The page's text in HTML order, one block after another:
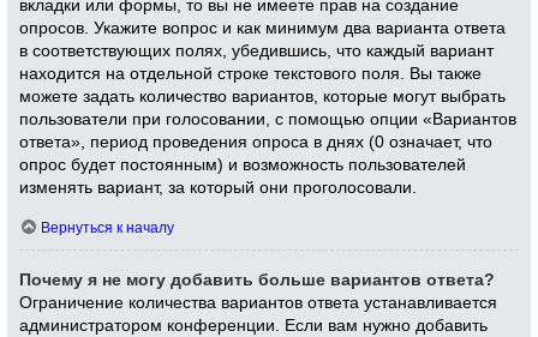
вкладки или формы, то вы не имеете прав на создание
опросов. Укажите вопрос и как минимум два варианта ответа
в соответствующих полях, убедившись, что каждый вариант
находится на отдельной строке текстового поля. Вы также
можете задать количество вариантов, которые могут выбрать
пользователи при голосовании, с помощью опции «Вариантов
ответа», период проведения опроса в днях (0 означает, что
опрос будет постоянным) и возможность пользователей
изменять вариант, за который они проголосовали.
Вернуться к началу
Почему я не могу добавить больше вариантов ответа?
Ограничение количества вариантов ответа устанавливается
администратором конференции. Если вам нужно добавить